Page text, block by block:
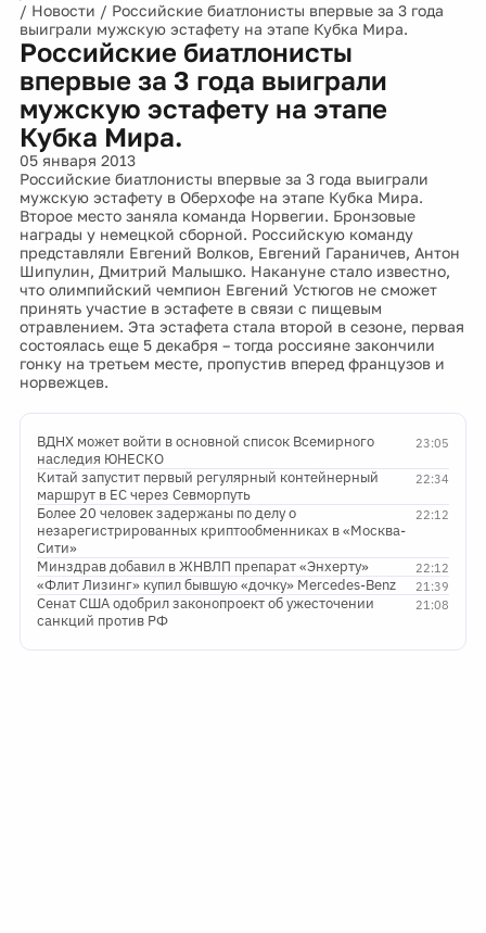
/ Новости / Российские биатлонисты впервые за 3 года
выиграли мужскую эстафету на этапе Кубка Мира.
Российские биатлонисты
впервые за 3 года выиграли
мужскую эстафету на этапе
Кубка Мира.
05 января 2013
Российские биатлонисты впервые за 3 года выиграли
мужскую эстафету в Оберхофе на этапе Кубка Мира.
Второе место заняла команда Норвегии. Бронзовые
награды у немецкой сборной. Российскую команду
представляли Евгений Волков, Евгений Гараничев, Антон
Шипулин, Дмитрий Малышко. Накануне стало известно,
что олимпийский чемпион Евгений Устюгов не сможет
принять участие в эстафете в связи с пищевым
отравлением. Эта эстафета стала второй в сезоне, первая
состоялась еще 5 декабря – тогда россияне закончили
гонку на третьем месте, пропустив вперед французов и
норвежцев.
23:05
ВДНХ может войти в основной список Всемирного
наследия ЮНЕСКО
22:34
Китай запустит первый регулярный контейнерный
маршрут в ЕС через Севморпуть
22:12
Более 20 человек задержаны по делу о
незарегистрированных криптообменниках в «Москва-
Сити»
22:12
Минздрав добавил в ЖНВЛП препарат «Энхерту»
21:39
«Флит Лизинг» купил бывшую «дочку» Mercedes-Benz
21:08
Сенат США одобрил законопроект об ужесточении
санкций против РФ